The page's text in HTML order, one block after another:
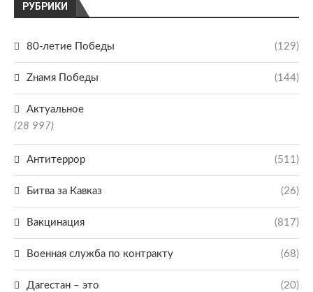
РУБРИКИ
80-летие Победы (129)
Zнамя Победы (144)
Актуальное
(28 997)
Антитеррор (511)
Битва за Кавказ (26)
Вакцинация (817)
Военная служба по контракту (68)
Дагестан – это (20)